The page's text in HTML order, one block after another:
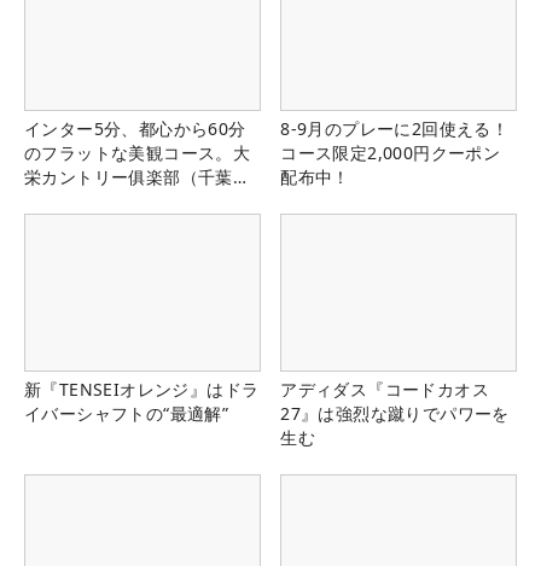
インター5分、都心から60分
のフラットな美観コース。大
栄カントリー俱楽部（千葉
8-9月のプレーに2回使える！
コース限定2,000円クーポン
配布中！
新『TENSEIオレンジ』はドラ
イバーシャフトの“最適解”
アディダス『コードカオス
27』は強烈な蹴りでパワーを
生む